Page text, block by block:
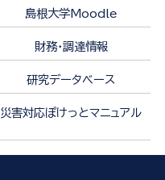
島根大学Moodle
財務・調達情報
研究データベース
災害対応ぽけっとマニュアル